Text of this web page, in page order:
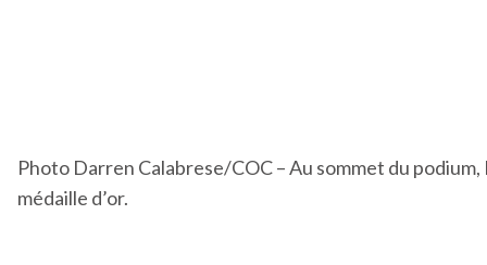
Photo Darren Calabrese/COC – Au sommet du
médaille d’or.